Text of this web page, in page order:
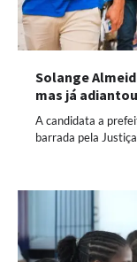
Solange
mas já
A candidata a
barrada pela